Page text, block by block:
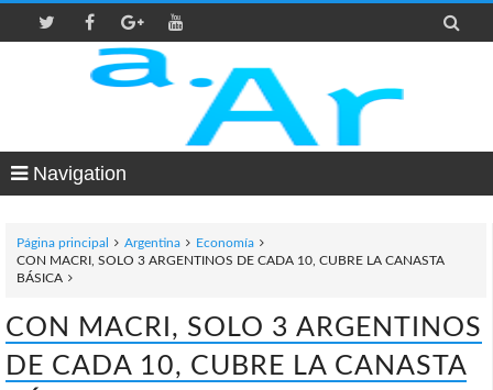

Navigation
Página principal Argentina
Economía
CON MACRI, SOLO 3 ARGENTINOS DE CADA 10, CUBRE LA CANASTA
BÁSICA
CON MACRI, SOLO 3 ARGENTINOS
DE CADA 10, CUBRE LA CANASTA